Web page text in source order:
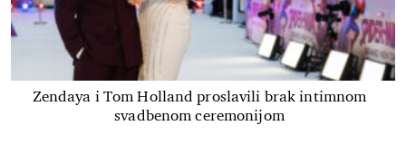
Zendaya i Tom Holland proslavili brak intimnom
svadbenom ceremonijom